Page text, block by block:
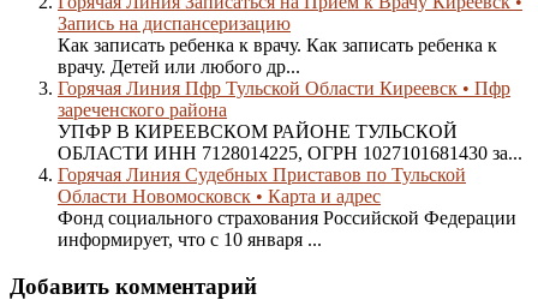
Запись на диспансеризацию
Как записать ребенка к врачу. Как записать ребенка к
врачу. Детей или любого др...
Горячая Линия Пфр Тульской Области Киреевск • Пфр
зареченского района
УПФР В КИРЕЕВСКОМ РАЙОНЕ ТУЛЬСКОЙ
ОБЛАСТИ ИНН 7128014225, ОГРН 1027101681430 за...
Горячая Линия Судебных Приставов по Тульской
Области Новомосковск • Карта и адрес
Фонд социального страхования Российской Федерации
информирует, что с 10 января ...
Добавить комментарий